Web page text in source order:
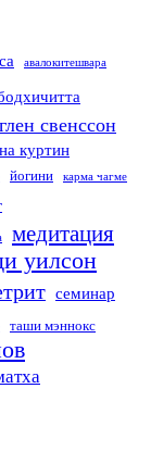
авалокитешвара
глен свенссон
куртин
йогини карма чагме
медитация
уилсон
семинар
таши мэннокс